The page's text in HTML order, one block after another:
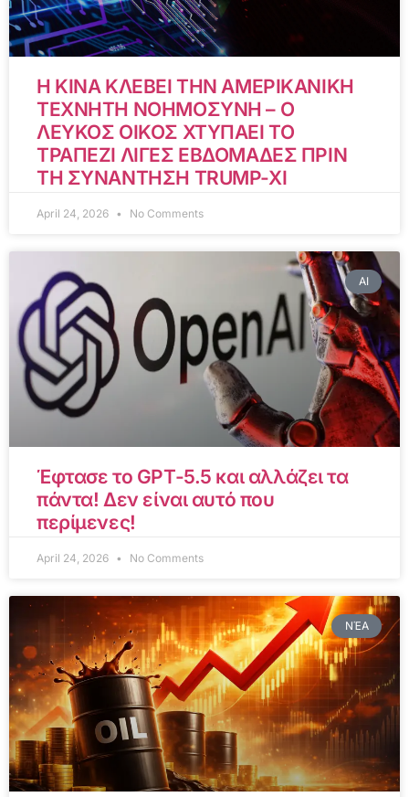
Η ΚΙΝΑ ΚΛΕΒΕΙ ΤΗΝ ΑΜΕΡΙΚΑΝΙΚΗ
ΤΕΧΝΗΤΗ ΝΟΗΜΟΣΥΝΗ – Ο
ΛΕΥΚΟΣ ΟΙΚΟΣ ΧΤΥΠΑΕΙ ΤΟ
ΤΡΑΠΕΖΙ ΛΙΓΕΣ ΕΒΔΟΜΑΔΕΣ ΠΡΙΝ
ΤΗ ΣΥΝΑΝΤΗΣΗ TRUMP-XI
April 24, 2026 No Comments
AI
Έφτασε το GPT-5.5 και αλλάζει τα
πάντα! Δεν είναι αυτό που
περίμενες!
April 24, 2026 No Comments
ΝΈΑ